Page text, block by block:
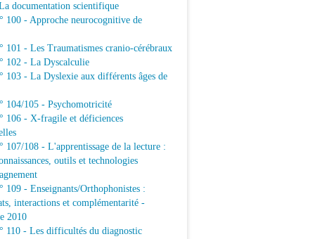
documentation scientifique
100 - Approche neurocognitive de
101 - Les Traumatismes cranio-cérébraux
102 - La Dyscalculie
103 - La Dyslexie aux différents âges de
104/105 - Psychomotricité
106 - X-fragile et déficiences
107/108 - L'apprentissage de la lecture :
outils et technologies
109 - Enseignants/Orthophonistes :
interactions et complémentarité -
2010
110 - Les difficultés du diagnostic